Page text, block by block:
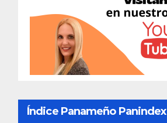
Índice Panameño Panindex